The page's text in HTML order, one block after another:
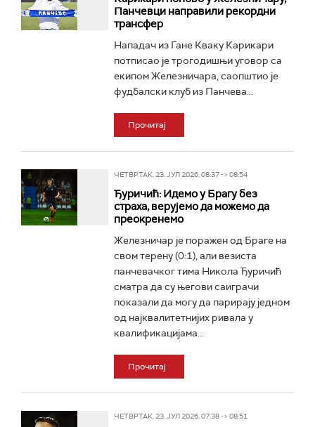
Панчевци направили рекордни
трансфер
Нападач из Гане Кваку Карикари
потписао је трогодишњи уговор са
екипом Железничара, саопштио је
фудбалски клуб из Панчева...
Прочитај
ЧЕТВРТАК, 23. ЈУЛ 2026, 08:37 -> 08:54
Ђуричић: Идемо у Брагу без
страха, верујемо да можемо да
преокренемо
Железничар је поражен од Браге на
свом терену (0:1), али везиста
панчевачког тима Никола Ђуричић
сматра да су његови саиграчи
показали да могу да парирају једном
од најквалитетнијих ривала у
квалификацијама...
Прочитај
ЧЕТВРТАК, 23. ЈУЛ 2026, 07:38 -> 08:51